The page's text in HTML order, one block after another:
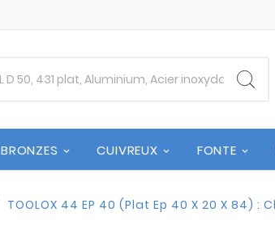
BRONZES CUIVREUX FONTE
TOOLOX 44 EP 40 (Plat Ep 40 X 20 X 84) :